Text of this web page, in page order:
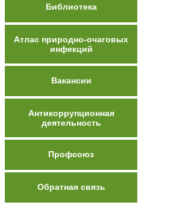
Библиотека
Атлас природно-очаговых
инфекций
Вакансии
Антикоррупционная
деятельность
Профсоюз
Обратная связь